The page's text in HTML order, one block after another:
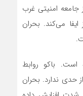
امنیتی غرب
می‌کند. بحران
است. باکو روابط
حدی ندارد. بحران